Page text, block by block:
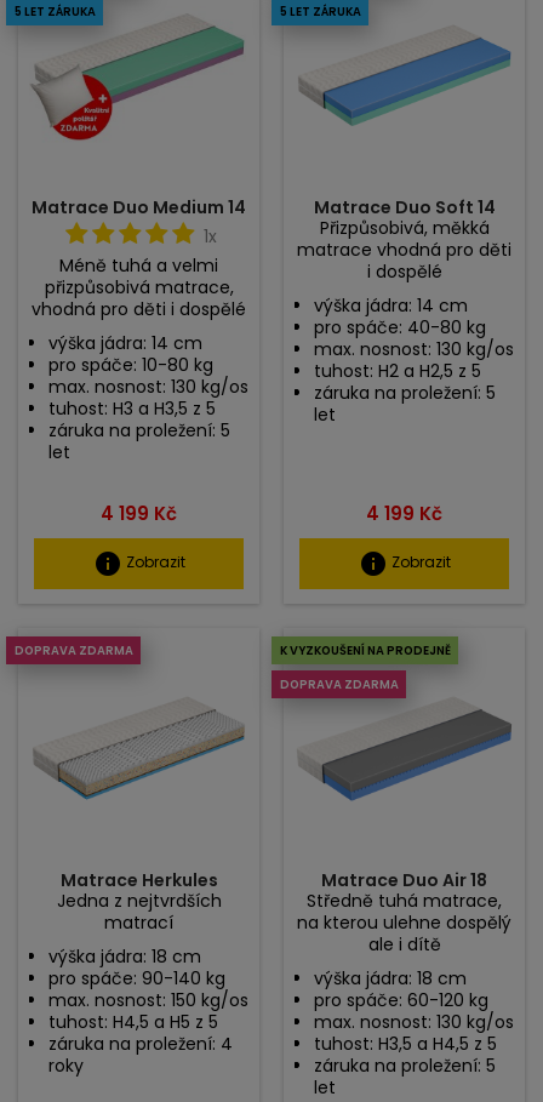
5 LET ZÁRUKA
Matrace Duo Medium 14
1x
Méně tuhá a velmi
přizpůsobivá matrace,
vhodná pro děti i dospělé
výška jádra: 14 cm
pro spáče: 10-80 kg
max. nosnost: 130 kg/os
tuhost: H3 a H3,5 z 5
záruka na proležení: 5
let
Cena
4 199 Kč
info Zobrazit
5 LET ZÁRUKA
Matrace Duo Soft 14
Přizpůsobivá, měkká
matrace vhodná pro děti
i dospělé
výška jádra: 14 cm
pro spáče: 40-80 kg
max. nosnost: 130 kg/os
tuhost: H2 a H2,5 z 5
záruka na proležení: 5
let
Cena
4 199 Kč
info Zobrazit
DOPRAVA ZDARMA
Matrace Herkules
Jedna z nejtvrdších
matrací
výška jádra: 18 cm
pro spáče: 90-140 kg
max. nosnost: 150 kg/os
tuhost: H4,5 a H5 z 5
záruka na proležení: 4
roky
K VYZKOUŠENÍ NA PRODEJNĚ
DOPRAVA ZDARMA
Matrace Duo Air 18
Středně tuhá matrace,
na kterou ulehne dospělý
ale i dítě
výška jádra: 18 cm
pro spáče: 60-120 kg
max. nosnost: 130 kg/os
tuhost: H3,5 a H4,5 z 5
záruka na proležení: 5
let